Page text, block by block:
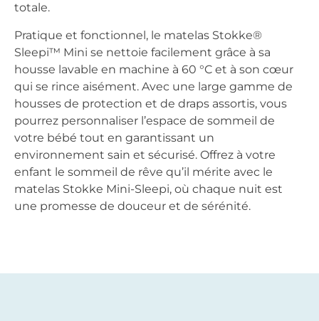
totale.
Pratique et fonctionnel, le matelas Stokke®
Sleepi™ Mini se nettoie facilement grâce à sa
housse lavable en machine à 60 °C et à son cœur
qui se rince aisément. Avec une large gamme de
housses de protection et de draps assortis, vous
pourrez personnaliser l’espace de sommeil de
votre bébé tout en garantissant un
environnement sain et sécurisé. Offrez à votre
enfant le sommeil de rêve qu’il mérite avec le
matelas Stokke Mini-Sleepi, où chaque nuit est
une promesse de douceur et de sérénité.